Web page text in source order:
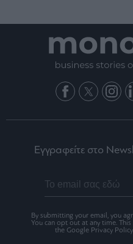
Εγγραφείτε στο
By submitting your email, you
You can opt out at any time.
the Google Privacy